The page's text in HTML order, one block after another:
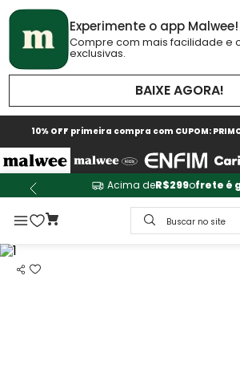
Experimente o app Malwee!
Compre com mais facilidade e
exclusivas.
BAIXE AGORA!
10% OFF primeira compra com CUPOM:
Acima deR$299ofrete é
Buscar no site